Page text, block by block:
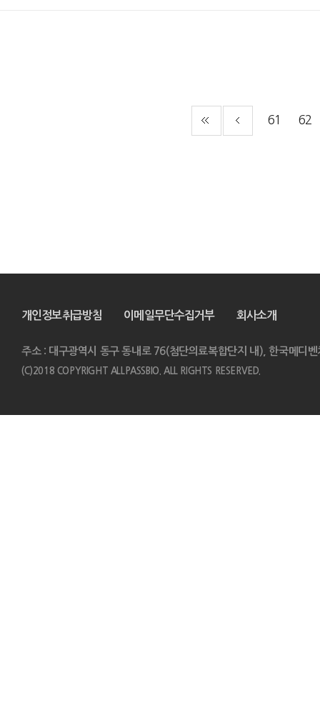
61 62
개인정보취급방침 이메일무단수집거부 회사소개
주소 : 대구광역시 동구 동내로 76(첨단의료복합단지 내), 한국메디
(C)2018 COPYRIGHT ALLPASSBIO. ALL RIGHTS RESERVED.